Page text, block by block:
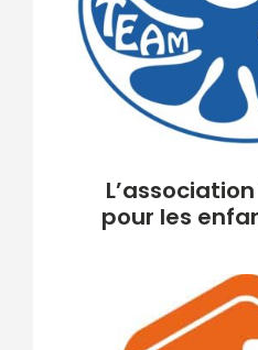
L’association
pour les